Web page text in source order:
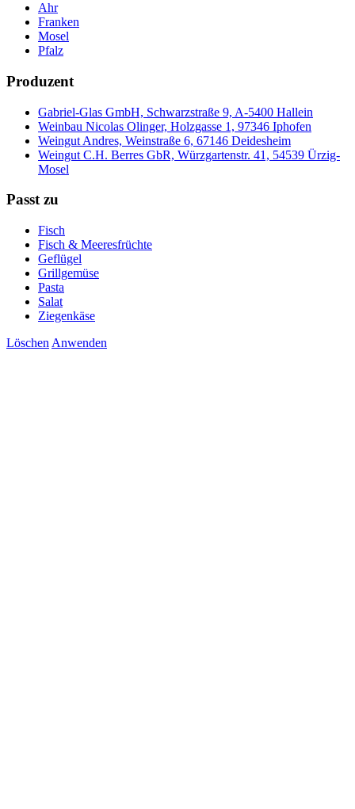
Ahr
Franken
Mosel
Pfalz
Produzent
Gabriel-Glas GmbH, Schwarzstraße 9, A-5400 Hallein
Weinbau Nicolas Olinger, Holzgasse 1, 97346 Iphofen
Weingut Andres, Weinstraße 6, 67146 Deidesheim
Weingut C.H. Berres GbR, Würzgartenstr. 41, 54539 Ürzig-
Mosel
Passt zu
Fisch
Fisch & Meeresfrüchte
Geflügel
Grillgemüse
Pasta
Salat
Ziegenkäse
Löschen Anwenden